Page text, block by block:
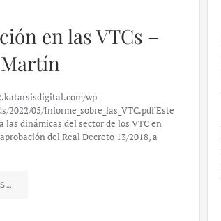
en las VTCs –
wp-
2022/05/Informe_sobre_las_VTC.pdf Este
las dinámicas del sector de los VTC en
del Real Decreto 13/2018, a